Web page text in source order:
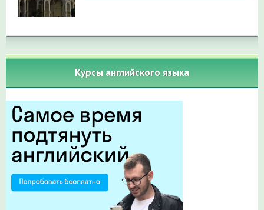
Курсы английского языка